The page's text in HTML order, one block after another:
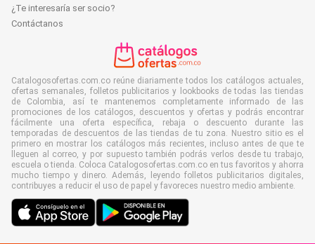
¿Te interesaría ser socio?
Contáctanos
Catalogosofertas.com.co reúne diariamente todos los catálogos actuales,
ofertas semanales, folletos publicitarios y lookbooks de todas las tiendas
de Colombia, así te mantenemos completamente informado de las
promociones de los catálogos, descuentos y ofertas y podrás encontrar
fácilmente una oferta específica, rebaja o descuento durante las
temporadas de descuentos de las tiendas de tu zona. Nuestro sitio es el
primero en mostrar los catálogos más recientes, incluso antes de que te
lleguen al correo, y por supuesto también podrás verlos desde tu trabajo,
escuela o tienda. Coloca Catalogosofertas.com.co en tus favoritos y ahorra
mucho tiempo y dinero. Además, leyendo folletos publicitarios digitales,
contribuyes a reducir el uso de papel y favoreces nuestro medio ambiente.